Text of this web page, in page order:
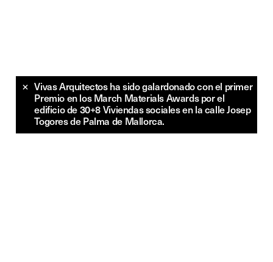
× Vivas Arquitectos ha sido galardonado con el primer
Premio en los March Materials Awards por el
edificio de 30+8 Viviendas sociales en la calle Josep
Togores de Palma de Mallorca.